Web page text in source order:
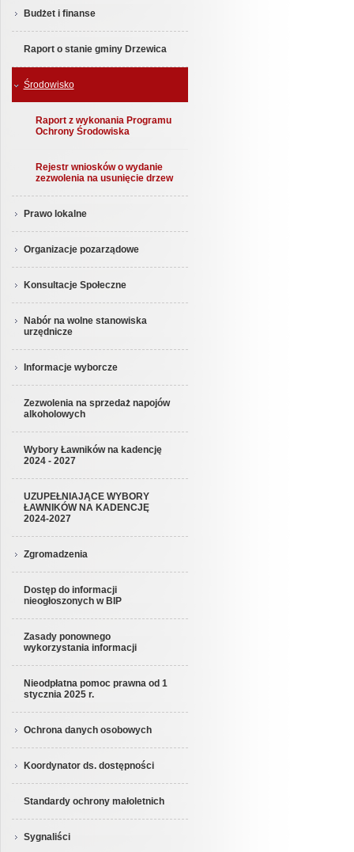
Budżet i finanse
Raport o stanie gminy Drzewica
Środowisko
Raport z wykonania Programu
Ochrony Środowiska
Rejestr wniosków o wydanie
zezwolenia na usunięcie drzew
Prawo lokalne
Organizacje pozarządowe
Konsultacje Społeczne
Nabór na wolne stanowiska
urzędnicze
Informacje wyborcze
Zezwolenia na sprzedaż napojów
alkoholowych
Wybory Ławników na kadencję
2024 - 2027
UZUPEŁNIAJĄCE WYBORY
ŁAWNIKÓW NA KADENCJĘ
2024-2027
Zgromadzenia
Dostęp do informacji
nieogłoszonych w BIP
Zasady ponownego
wykorzystania informacji
Nieodpłatna pomoc prawna od 1
stycznia 2025 r.
Ochrona danych osobowych
Koordynator ds. dostępności
Standardy ochrony małoletnich
Sygnaliści